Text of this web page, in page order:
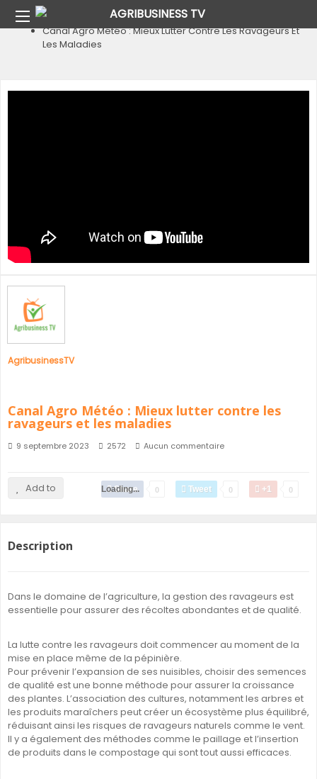
Pays
Burkina Faso
Canal Agro Météo : Mieux Lutter Contre Les Ravageurs Et
Les Maladies
AgribusinessTV
Canal Agro Météo : Mieux lutter contre les
ravageurs et les maladies
9 septembre 2023 2572 Aucun commentaire
Add to Share 0 Tweet 0 +1 0
Loading...
Description
Dans le domaine de l’agriculture, la gestion des ravageurs est
essentielle pour assurer des récoltes abondantes et de qualité.
La lutte contre les ravageurs doit commencer au moment de la
mise en place même de la pépinière.
Pour prévenir l’expansion de ses nuisibles, choisir des semences
de qualité est une bonne méthode pour assurer la croissance
des plantes. L’association des cultures, notamment les arbres et
les produits maraîchers peut créer un écosystème plus équilibré,
réduisant ainsi les risques de ravageurs naturels comme le vent.
Il y a également des méthodes comme le paillage et l’insertion
de produits dans le compostage qui sont tout aussi efficaces.